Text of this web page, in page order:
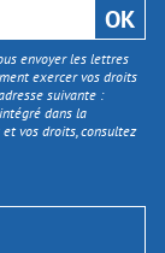
envoyer les lettres
exercer vos droits
suivante :
dans la
vos droits, consultez